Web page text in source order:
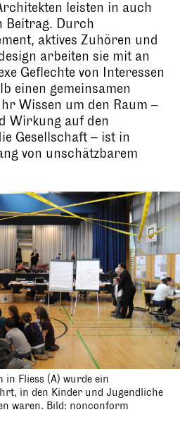
leisten in auch
Beitrag. Durch
aktives Zuhören und
arbeiten sie mit an
Geflechte von Interessen
einen gemeinsamen
Wissen um den Raum –
Wirkung auf den
Gesellschaft – ist in
von unschätzbarem
in Fliess (A) wurde ein
in den Kinder und Jugendliche
waren. Bild: nonconform